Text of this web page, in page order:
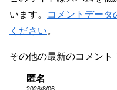
います。
コメントデータ
ください。
その他の最新のコメント
匿名
2026/8/06